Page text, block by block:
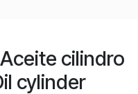
cilindro
cylinder